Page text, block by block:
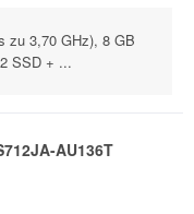
zu 3,70 GHz), 8 GB
SSD + ...
AU136T